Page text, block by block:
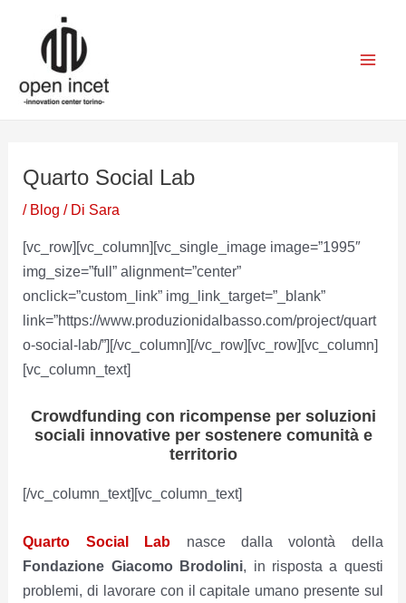
contenuto
Quarto Social Lab
/ Blog / Di Sara
[vc_row][vc_column][vc_single_image image=”1995″
img_size=”full” alignment=”center”
onclick=”custom_link” img_link_target=”_blank”
link=”https://www.produzionidalbasso.com/project/quart
o-social-lab/”][/vc_column][/vc_row][vc_row][vc_column]
[vc_column_text]
Crowdfunding con ricompense per soluzioni
sociali innovative per sostenere comunità e
territorio
[/vc_column_text][vc_column_text]
Quarto Social Lab nasce dalla volontà della
Fondazione Giacomo Brodolini, in risposta a questi
problemi, di lavorare con il capitale umano presente sul
articoli